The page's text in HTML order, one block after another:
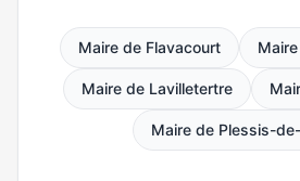
Maire de Flavacourt
Maire de Lavilletertre
Maire de Plessis-